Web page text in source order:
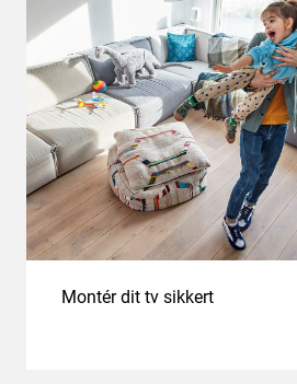
Montér dit tv sikkert